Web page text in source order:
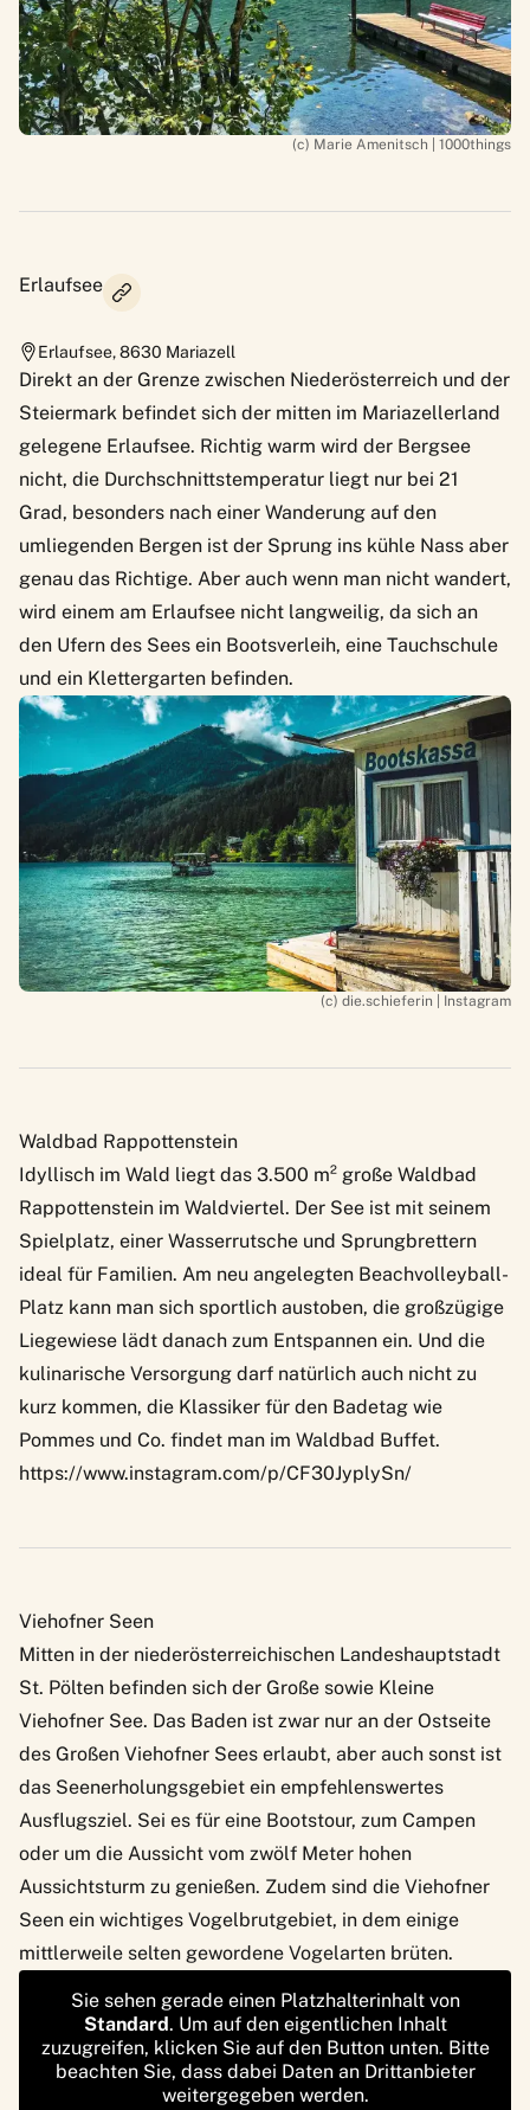
(c) Marie Amenitsch | 1000things
Erlaufsee
Erlaufsee,8630 Mariazell
Direkt an der Grenze zwischen Niederösterreich und der
Steiermark befindet sich der mitten im Mariazellerland
gelegene Erlaufsee. Richtig warm wird der Bergsee
nicht, die Durchschnittstemperatur liegt nur bei 21
Grad, besonders nach einer Wanderung auf den
umliegenden Bergen ist der Sprung ins kühle Nass aber
genau das Richtige. Aber auch wenn man nicht wandert,
wird einem am Erlaufsee nicht langweilig, da sich an
den Ufern des Sees ein Bootsverleih, eine Tauchschule
und ein Klettergarten befinden.
(c) die.schieferin | Instagram
Waldbad Rappottenstein
Idyllisch im Wald liegt das 3.500 m² große Waldbad
Rappottenstein im Waldviertel. Der See ist mit seinem
Spielplatz, einer Wasserrutsche und Sprungbrettern
ideal für Familien. Am neu angelegten Beachvolleyball-
Platz kann man sich sportlich austoben, die großzügige
Liegewiese lädt danach zum Entspannen ein. Und die
kulinarische Versorgung darf natürlich auch nicht zu
kurz kommen, die Klassiker für den Badetag wie
Pommes und Co. findet man im Waldbad Buffet.
https://www.instagram.com/p/CF30JyplySn/
Viehofner Seen
Mitten in der niederösterreichischen Landeshauptstadt
St. Pölten befinden sich der Große sowie Kleine
Viehofner See. Das Baden ist zwar nur an der Ostseite
des Großen Viehofner Sees erlaubt, aber auch sonst ist
das Seenerholungsgebiet ein empfehlenswertes
Ausflugsziel. Sei es für eine Bootstour, zum Campen
oder um die Aussicht vom zwölf Meter hohen
Aussichtsturm zu genießen. Zudem sind die Viehofner
Seen ein wichtiges Vogelbrutgebiet, in dem einige
mittlerweile selten gewordene Vogelarten brüten.
Sie sehen gerade einen Platzhalterinhalt von
Standard. Um auf den eigentlichen Inhalt
zuzugreifen, klicken Sie auf den Button unten. Bitte
beachten Sie, dass dabei Daten an Drittanbieter
weitergegeben werden.